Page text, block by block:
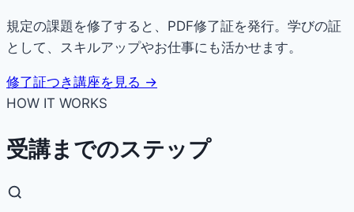
規定の課題を修了すると、PDF修了証を発行。学びの証
として、スキルアップやお仕事にも活かせます。
修了証つき講座を見る →
HOW IT WORKS
受講までのステップ